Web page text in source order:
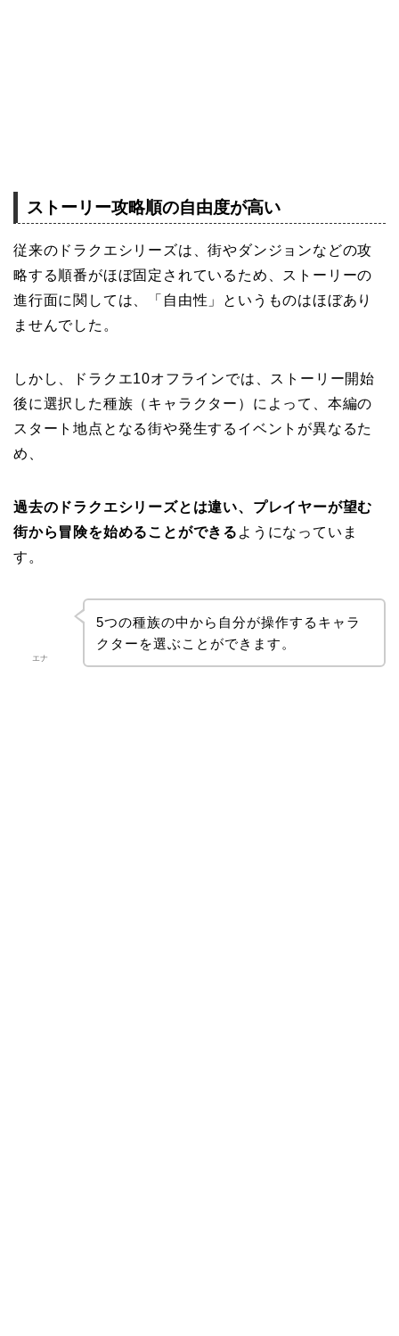
ストーリー攻略順の自由度が高い
従来のドラクエシリーズは、街やダンジョンなどの攻
略する順番がほぼ固定されているため、ストーリーの
進行面に関しては、「自由性」というものはほぼあり
ませんでした。
しかし、ドラクエ10オフラインでは、ストーリー開始
後に選択した種族（キャラクター）によって、本編の
スタート地点となる街や発生するイベントが異なるた
め、
過去のドラクエシリーズとは違い、プレイヤーが望む
街から冒険を始めることができる ようになっていま
す。
エナ
5つの種族の中から自分が操作するキャラ
クターを選ぶことができます。